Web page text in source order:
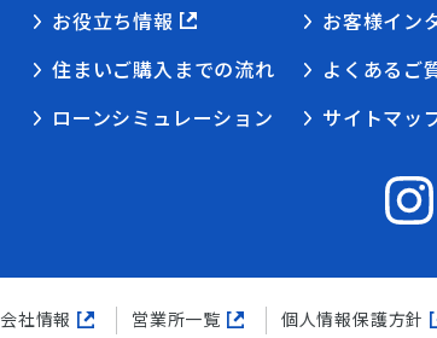
お役立ち情報
お客様イン
住まいご購入までの流れ
よくあるご
ローンシミュレーション
サイトマッ
会社情報 営業所一覧 個人情報保護方針